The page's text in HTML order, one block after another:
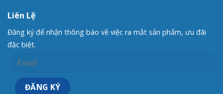
Liên Lệ
Đăng ký để nhận thông báo về việc ra mắt sản phẩm, ưu đãi
đặc biệt.